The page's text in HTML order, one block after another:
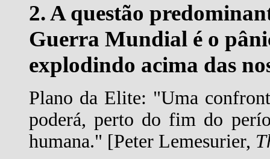
2. A questão
Guerra Mundial é o
explodindo acima das
Plano da Elite: "Uma
poderá, perto do fim do
humana." [Peter Lemesurier,